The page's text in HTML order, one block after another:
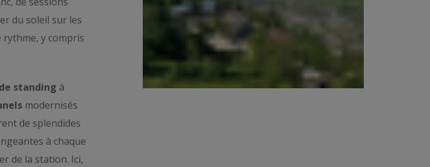
du soleil sur les
y compris
standing à
modernisés
de splendides
à chaque
de la station. Ici,